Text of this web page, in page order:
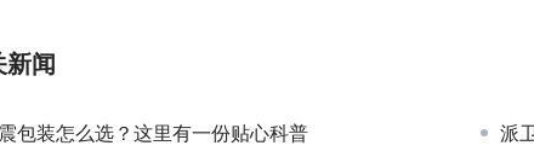
新闻
包装怎么选？这里有一份贴心科普 派